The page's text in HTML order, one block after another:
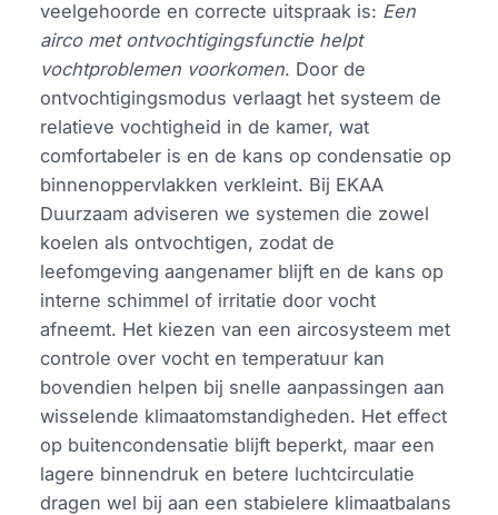
veelgehoorde en correcte uitspraak is: Een
airco met ontvochtigingsfunctie helpt
vochtproblemen voorkomen. Door de
ontvochtigingsmodus verlaagt het systeem de
relatieve vochtigheid in de kamer, wat
comfortabeler is en de kans op condensatie op
binnenoppervlakken verkleint. Bij EKAA
Duurzaam adviseren we systemen die zowel
koelen als ontvochtigen, zodat de
leefomgeving aangenamer blijft en de kans op
interne schimmel of irritatie door vocht
afneemt. Het kiezen van een aircosysteem met
controle over vocht en temperatuur kan
bovendien helpen bij snelle aanpassingen aan
wisselende klimaatomstandigheden. Het effect
op buitencondensatie blijft beperkt, maar een
lagere binnendruk en betere luchtcirculatie
dragen wel bij aan een stabielere klimaatbalans